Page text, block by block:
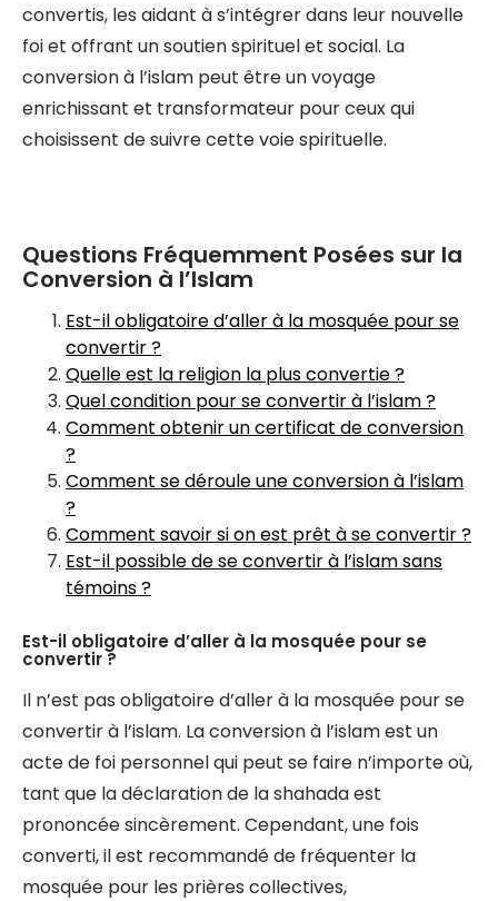
convertis, les aidant à s’intégrer dans leur nouvelle
foi et offrant un soutien spirituel et social. La
conversion à l’islam peut être un voyage
enrichissant et transformateur pour ceux qui
choisissent de suivre cette voie spirituelle.
Questions Fréquemment Posées sur la
Conversion à l’Islam
Est-il obligatoire d’aller à la mosquée pour se
convertir ?
Quelle est la religion la plus convertie ?
Quel condition pour se convertir à l’islam ?
Comment obtenir un certificat de conversion
?
Comment se déroule une conversion à l’islam
?
Comment savoir si on est prêt à se convertir ?
Est-il possible de se convertir à l’islam sans
témoins ?
Est-il obligatoire d’aller à la mosquée pour se
convertir ?
Il n’est pas obligatoire d’aller à la mosquée pour se
convertir à l’islam. La conversion à l’islam est un
acte de foi personnel qui peut se faire n’importe où,
tant que la déclaration de la shahada est
prononcée sincèrement. Cependant, une fois
converti, il est recommandé de fréquenter la
mosquée pour les prières collectives,